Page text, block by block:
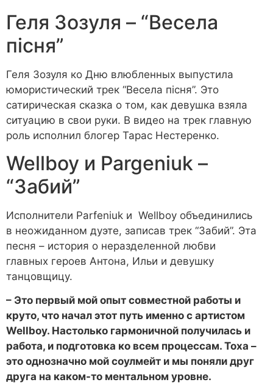
Геля Зозуля – “Весела
пісня”
Геля Зозуля ко Дню влюбленных выпустила
юмористический трек “Весела пісня”. Это
сатирическая сказка о том, как девушка взяла
ситуацию в свои руки. В видео на трек главную
роль исполнил блогер Тарас Нестеренко.
Wellboy и Pargeniuk –
“Забий”
Исполнители Parfeniuk и Wellboy объединились
в неожиданном дуэте, записав трек “Забий”. Эта
песня – история о неразделенной любви
главных героев Антона, Ильи и девушку
танцовщицу.
– Это первый мой опыт совместной работы и
круто, что начал этот путь именно с артистом
Wellboy. Настолько гармоничной получилась и
работа, и подготовка ко всем процессам. Тоха –
это однозначно мой соулмейт и мы поняли друг
друга на каком-то ментальном уровне.